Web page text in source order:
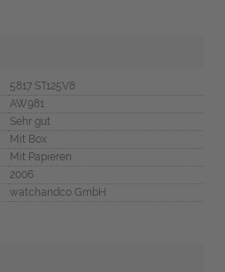
5817 ST125V8
AW981
Sehr gut
Mit Box
Mit Papieren
2006
watchandco GmbH